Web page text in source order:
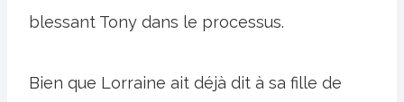
blessant Tony dans le processus.
Bien que Lorraine ait déjà dit à sa fille de